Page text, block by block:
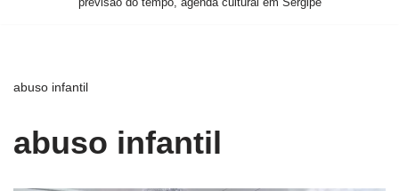
previsão do tempo, agenda cultural em Sergipe
abuso infantil
abuso infantil